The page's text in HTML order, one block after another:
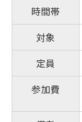
時間帯
対象
定員
参加費